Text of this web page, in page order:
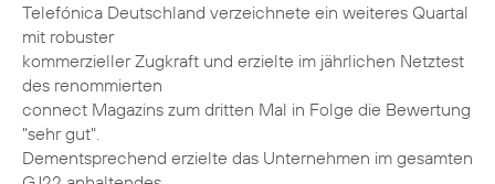
Telefónica Deutschland verzeichnete ein weiteres Quartal
mit robuster
kommerzieller Zugkraft und erzielte im jährlichen Netztest
des renommierten
connect Magazins zum dritten Mal in Folge die Bewertung
"sehr gut".
Dementsprechend erzielte das Unternehmen im gesamten